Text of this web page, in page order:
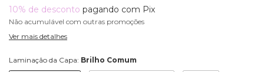
10% de desconto pagando com Pix
Não acumulável com outras promoções
Ver mais detalhes
Laminação da Capa: Brilho Comum